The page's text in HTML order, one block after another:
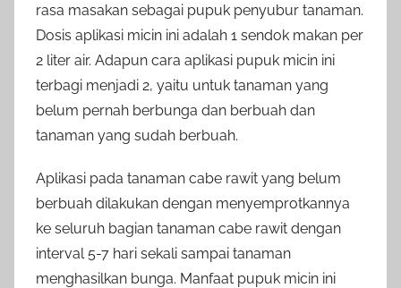
rasa masakan sebagai pupuk penyubur tanaman.
Dosis aplikasi micin ini adalah 1 sendok makan per
2 liter air. Adapun cara aplikasi pupuk micin ini
terbagi menjadi 2, yaitu untuk tanaman yang
belum pernah berbunga dan berbuah dan
tanaman yang sudah berbuah.
Aplikasi pada tanaman cabe rawit yang belum
berbuah dilakukan dengan menyemprotkannya
ke seluruh bagian tanaman cabe rawit dengan
interval 5-7 hari sekali sampai tanaman
menghasilkan bunga. Manfaat pupuk micin ini